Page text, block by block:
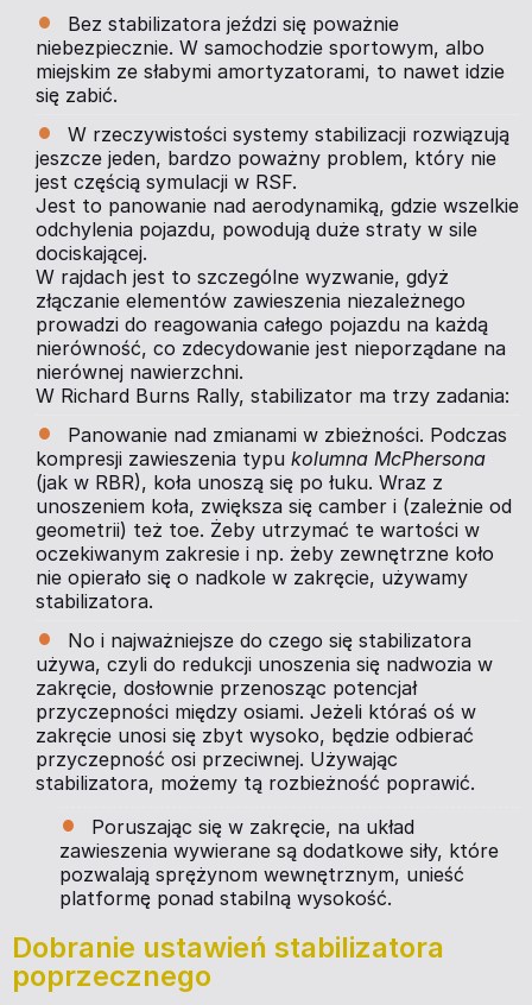
Bez stabilizatora jeździ się poważnie
niebezpiecznie. W samochodzie sportowym, albo
miejskim ze słabymi amortyzatorami, to nawet idzie
się zabić.
W rzeczywistości systemy stabilizacji rozwiązują
jeszcze jeden, bardzo poważny problem, który nie
jest częścią symulacji w RSF.
Jest to panowanie nad aerodynamiką, gdzie wszelkie
odchylenia pojazdu, powodują duże straty w sile
dociskającej.
W rajdach jest to szczególne wyzwanie, gdyż
złączanie elementów zawieszenia niezależnego
prowadzi do reagowania całego pojazdu na każdą
nierówność, co zdecydowanie jest nieporządane na
nierównej nawierzchni.
W Richard Burns Rally, stabilizator ma trzy zadania:
Panowanie nad zmianami w zbieżności. Podczas
kompresji zawieszenia typu kolumna McPhersona
(jak w RBR), koła unoszą się po łuku. Wraz z
unoszeniem koła, zwiększa się camber i (zależnie od
geometrii) też toe. Żeby utrzymać te wartości w
oczekiwanym zakresie i np. żeby zewnętrzne koło
nie opierało się o nadkole w zakręcie, używamy
stabilizatora.
No i najważniejsze do czego się stabilizatora
używa, czyli do redukcji unoszenia się nadwozia w
zakręcie, dosłownie przenosząc potencjał
przyczepności między osiami. Jeżeli któraś oś w
zakręcie unosi się zbyt wysoko, będzie odbierać
przyczepność osi przeciwnej. Używając
stabilizatora, możemy tą rozbieżność poprawić.
Poruszając się w zakręcie, na układ
zawieszenia wywierane są dodatkowe siły, które
pozwalają sprężynom wewnętrznym, unieść
platformę ponad stabilną wysokość.
Dobranie ustawień stabilizatora
poprzecznego